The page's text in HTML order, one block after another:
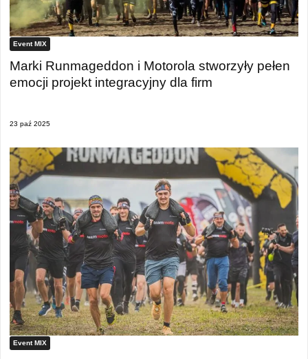
Event MIX
Marki Runmageddon i Motorola stworzyły pełen
emocji projekt integracyjny dla firm
23 paź 2025
Event MIX